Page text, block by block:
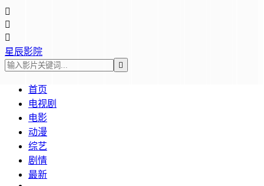



星辰影院

首页
电视剧
电影
动漫
综艺
剧情
最新